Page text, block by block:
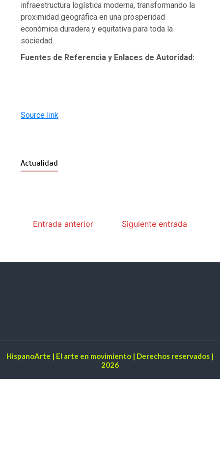
infraestructura logística moderna, transformando la
proximidad geográfica en una prosperidad
económica duradera y equitativa para toda la
sociedad.
Fuentes de Referencia y Enlaces de Autoridad:
Source link
Actualidad
Entrada anterior Siguiente entrada